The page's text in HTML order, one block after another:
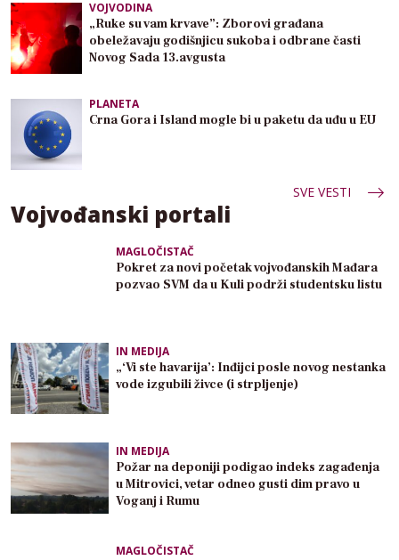
VOJVODINA
„Ruke su vam krvave”: Zborovi građana
obeležavaju godišnjicu sukoba i odbrane časti
Novog Sada 13.avgusta
PLANETA
Crna Gora i Island mogle bi u paketu da uđu u EU
SVE VESTI
Vojvođanski portali
MAGLOČISTAČ
Pokret za novi početak vojvođanskih Mađara
pozvao SVM da u Kuli podrži studentsku listu
IN MEDIJA
„‘Vi ste havarija’: Inđijci posle novog nestanka
vode izgubili živce (i strpljenje)
IN MEDIJA
Požar na deponiji podigao indeks zagađenja
u Mitrovici, vetar odneo gusti dim pravo u
Voganj i Rumu
MAGLOČISTAČ